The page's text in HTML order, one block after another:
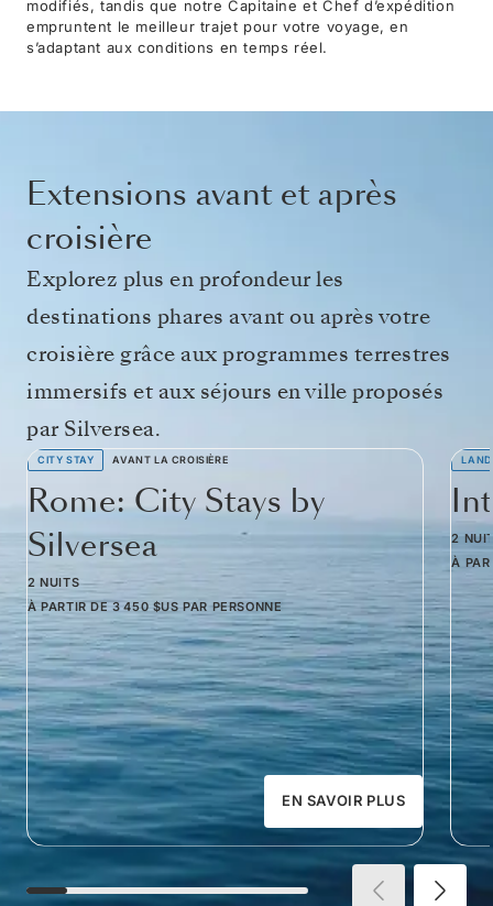
modifiés, tandis que notre Capitaine et Chef d’expédition
empruntent le meilleur trajet pour votre voyage, en
s’adaptant aux conditions en temps réel.
Extensions avant et après
croisière
Explorez plus en profondeur les
destinations phares avant ou après votre
croisière grâce aux programmes terrestres
immersifs et aux séjours en ville proposés
par Silversea.
CITY STAY AVANT LA CROISIÈRE
Rome: City Stays by
Silversea
2 NUITS
À PARTIR DE 3 450 $US PAR PERSONNE
EN SAVOIR PLUS
2
À